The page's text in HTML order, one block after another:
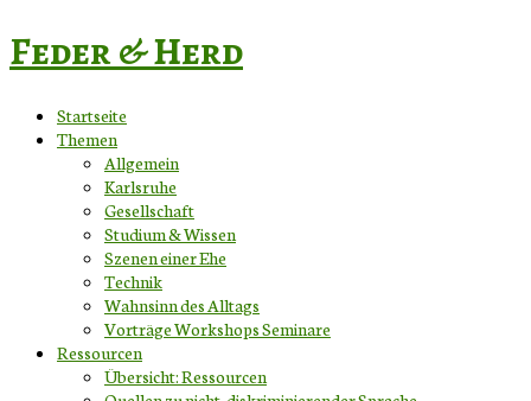
Feder & Herd
Startseite
Themen
Allgemein
Karlsruhe
Gesellschaft
Studium & Wissen
Szenen einer Ehe
Technik
Wahnsinn des Alltags
Vorträge Workshops Seminare
Ressourcen
Übersicht: Ressourcen